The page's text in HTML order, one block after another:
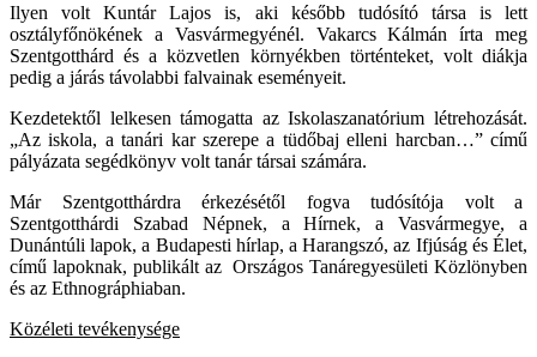
Ilyen volt Kuntár Lajos is, aki később tudósító társa is lett
osztályfőnökének a Vasvármegyénél. Vakarcs Kálmán írta meg
Szentgotthárd és a közvetlen környékben történteket, volt diákja
pedig a járás távolabbi falvainak eseményeit.
Kezdetektől lelkesen támogatta az Iskolaszanatórium létrehozását.
„Az iskola, a tanári kar szerepe a tüdőbaj elleni harcban…” című
pályázata segédkönyv volt tanár társai számára.
Már Szentgotthárdra érkezésétől fogva tudósítója volt a
Szentgotthárdi Szabad Népnek, a Hírnek, a Vasvármegye, a
Dunántúli lapok, a Budapesti hírlap, a Harangszó, az Ifjúság és Élet,
című lapoknak, publikált az Országos Tanáregyesületi Közlönyben
és az Ethnográphiaban.
Közéleti tevékenysége